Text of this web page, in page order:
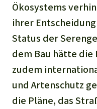
Ökosystems
ihrer
Status der
dem Bau hätte die
zudem
und Artenschutz
die Pläne, das